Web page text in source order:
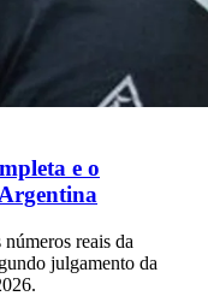
e o
reais da
julgamento da